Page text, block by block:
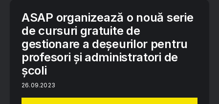
ASAP organizează o nouă serie
de cursuri gratuite de
gestionare a deșeurilor pentru
profesori și administratori de
școli
26.09.2023